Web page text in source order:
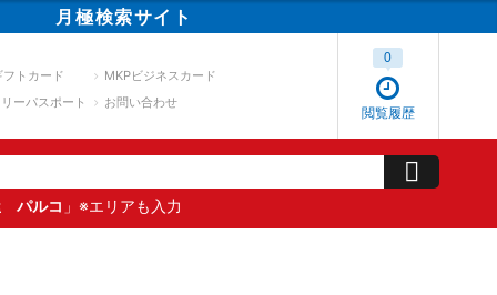
月極検索サイト
フトカード
MKPビジネスカード
ーパスポート
お問い合わせ
閲覧履歴
0
パルコ 」※エリアも入力